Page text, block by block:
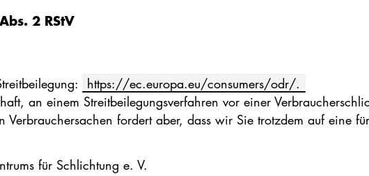
2 RStV
https://ec.europa.eu/consumers/odr/.
an einem Streitbeilegungsverfahren vor einer
Verbrauchersachen fordert aber, dass wir Sie trotzdem auf eine
für Schlichtung e. V.